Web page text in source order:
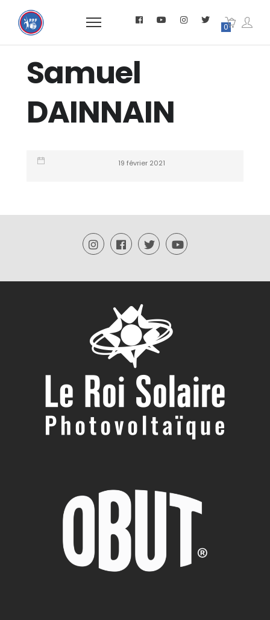
0
Samuel
DAINNAIN
19 février 2021